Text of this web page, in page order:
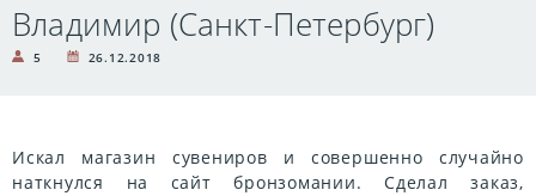
Владимир (Санкт-Петербург)
5 26.12.2018
Искал магазин сувениров и совершенно случайно
наткнулся на сайт бронзомании. Сделал заказ,